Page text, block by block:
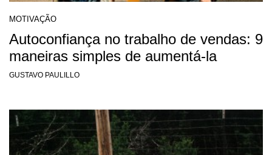
MOTIVAÇÃO
Autoconfiança no trabalho de vendas: 9
maneiras simples de aumentá-la
GUSTAVO PAULILLO